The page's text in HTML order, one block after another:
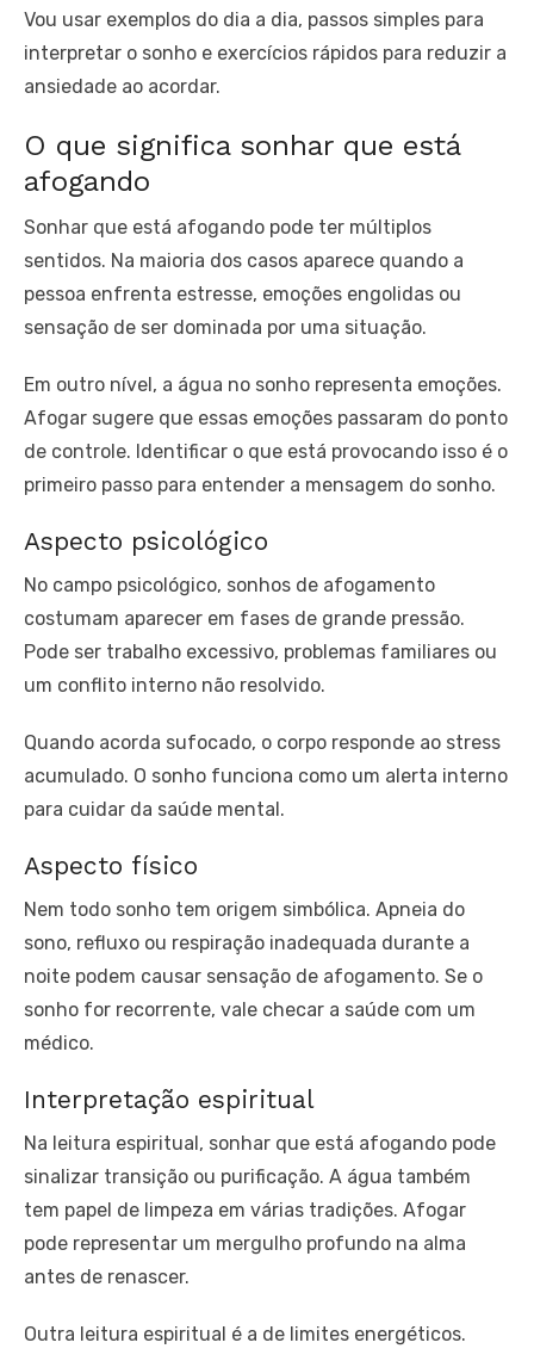
Vou usar exemplos do dia a dia, passos simples para
interpretar o sonho e exercícios rápidos para reduzir a
ansiedade ao acordar.
O que significa sonhar que está
afogando
Sonhar que está afogando pode ter múltiplos
sentidos. Na maioria dos casos aparece quando a
pessoa enfrenta estresse, emoções engolidas ou
sensação de ser dominada por uma situação.
Em outro nível, a água no sonho representa emoções.
Afogar sugere que essas emoções passaram do ponto
de controle. Identificar o que está provocando isso é o
primeiro passo para entender a mensagem do sonho.
Aspecto psicológico
No campo psicológico, sonhos de afogamento
costumam aparecer em fases de grande pressão.
Pode ser trabalho excessivo, problemas familiares ou
um conflito interno não resolvido.
Quando acorda sufocado, o corpo responde ao stress
acumulado. O sonho funciona como um alerta interno
para cuidar da saúde mental.
Aspecto físico
Nem todo sonho tem origem simbólica. Apneia do
sono, refluxo ou respiração inadequada durante a
noite podem causar sensação de afogamento. Se o
sonho for recorrente, vale checar a saúde com um
médico.
Interpretação espiritual
Na leitura espiritual, sonhar que está afogando pode
sinalizar transição ou purificação. A água também
tem papel de limpeza em várias tradições. Afogar
pode representar um mergulho profundo na alma
antes de renascer.
Outra leitura espiritual é a de limites energéticos.